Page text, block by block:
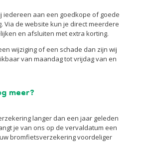
iedereen aan een goedkope of goede
Via de website kun je direct meerdere
en afsluiten met extra korting.
wijziging of een schade dan zijn wij
van maandag tot vrijdag van en
meer?
langer dan een jaar geleden
je van ons op de vervaldatum een
bromfietsverzekering voordeliger